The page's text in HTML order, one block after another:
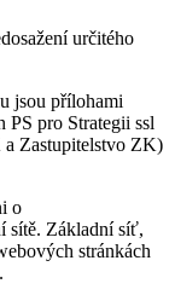
určitého
jsou přílohami
pro Strategii ssl
a Zastupitelstvo ZK)
o
sítě. Základní síť,
stránkách